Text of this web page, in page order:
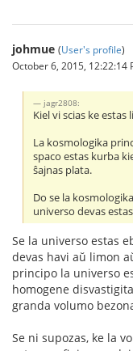
johmue (User's profile)
October 6, 2015, 12:22:14
jagr2808:
Kiel vi scias ke
La kosmologika
spaco estas kurba
ŝajnas plata.
Do se la
universo devas
Se la universo estas
devas havi aŭ limon
principo la universo
homogene
granda volumo
Se ni supozas, ke la